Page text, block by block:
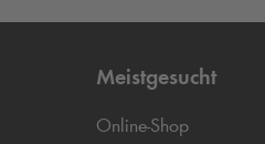
Meistgesucht
Online-Shop